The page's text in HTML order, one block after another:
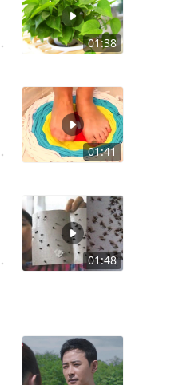
01:38
01:41
01:48